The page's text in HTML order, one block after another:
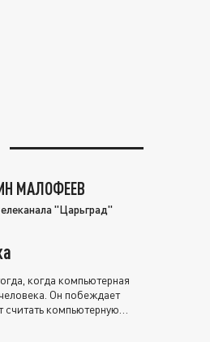
МАЛОФЕЕВ
"Царьград"
когда компьютерная
Он побеждает
считать компьютерную